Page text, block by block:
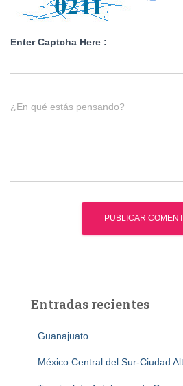
Enter Captcha Here :
¿En qué estás pensando?
Entradas recientes
Guanajuato
México Central del Sur-Ciudad